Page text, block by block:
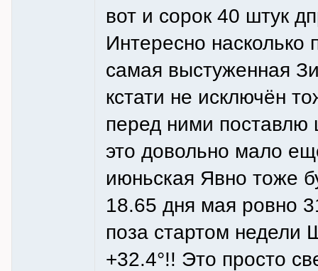
вот и сорок 40 штук
Интересно насколько
самая выстуженная
кстати не исключён
перед ними
это довольно мало
июньская Явно тоже
18.65 дня мая ровно
поза стартом недели
+32.4°!! Это просто